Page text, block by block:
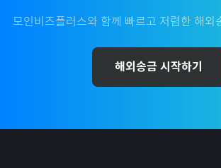
모인비즈플러스와 함께 빠르고 저렴한 해외
해외송금 시작하기